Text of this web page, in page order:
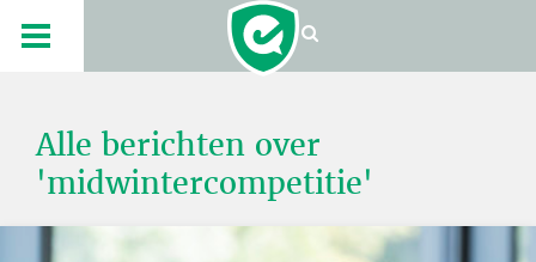
Alle berichten over
'midwintercompetitie'